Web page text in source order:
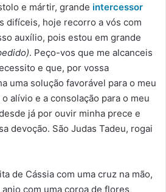
e mártir, grande intercessor
difíceis, hoje recorro a vós com
auxílio, pois estou em grande
. Peço-vos que me alcanceis
e que, por vossa
uma solução favorável para o meu
alívio e a consolação para o meu
já por ouvir minha prece e
devoção. São Judas Tadeu, rogai